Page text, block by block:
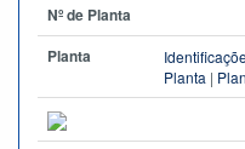
Nº de Planta
Planta
Planta |